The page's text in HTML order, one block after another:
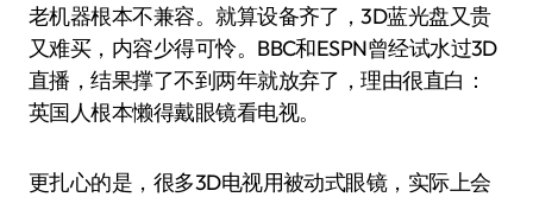
老机器根本不兼容。就算设备齐了，3D蓝光盘又贵
又难买，内容少得可怜。BBC和ESPN曾经试水过3D
直播，结果撑了不到两年就放弃了，理由很直白：
英国人根本懒得戴眼镜看电视。
更扎心的是，很多3D电视用被动式眼镜，实际上会